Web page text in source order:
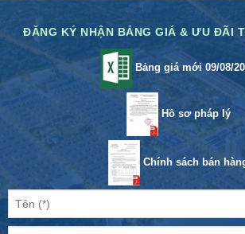
ĐĂNG KÝ NHẬN BẢNG GIÁ & ƯU ĐÃI
Bảng giá mới 09/08/
Hồ sơ pháp lý
Chính sách bán